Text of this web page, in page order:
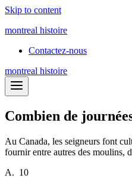
Skip to content
montreal histoire
Contactez-nous
montreal histoire
Combien de
Au Canada, les seigneurs font
fournir entre autres des moulins,
A. 10